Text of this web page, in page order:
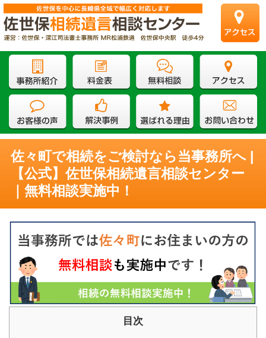
佐々町で相続をご検討なら当事務所へ |
【公式】佐世保相続遺言相談センター
｜無料相談実施中！
目次